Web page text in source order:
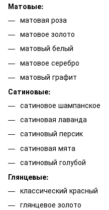
Матовые:
матовая роза
матовое золото
матовый белый
матовое серебро
матовый графит
Сатиновые:
сатиновое шампанское
сатиновая лаванда
сатиновый персик
сатиновая мята
сатиновый голубой
Глянцевые:
классический красный
глянцевое золото